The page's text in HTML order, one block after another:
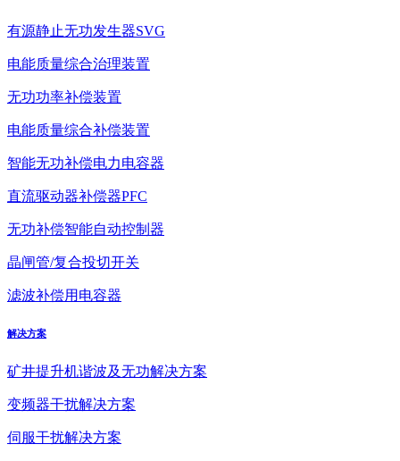
有源静止无功发生器SVG
电能质量综合治理装置
无功功率补偿装置
电能质量综合补偿装置
智能无功补偿电力电容器
直流驱动器补偿器PFC
无功补偿智能自动控制器
晶闸管/复合投切开关
滤波补偿用电容器
解决方案
矿井提升机谐波及无功解决方案
变频器干扰解决方案
伺服干扰解决方案